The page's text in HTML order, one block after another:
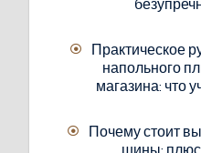
Практическое
напольного
магазина: что
Почему стоит
шины: